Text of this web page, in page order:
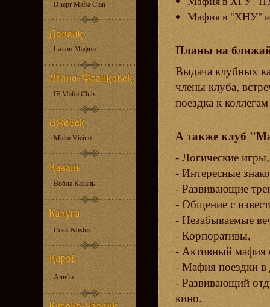
Dnepr Mafia Clan
Салон Мафии
IF Mafia Club
Mafia Vicino
Вобла Казань
Cosa-Nostra
Алиби
Мафия в "ХНУ"
Планы на
Выдача клубных
члены клуба,
поездка к
А также клуб
- Логические игры,
- Интересные
- Развивающие
- Общение с
- Незабываемые
- Корпоративы,
- Активный мафия
- Мафия поездки в
- Развивающий
кино.